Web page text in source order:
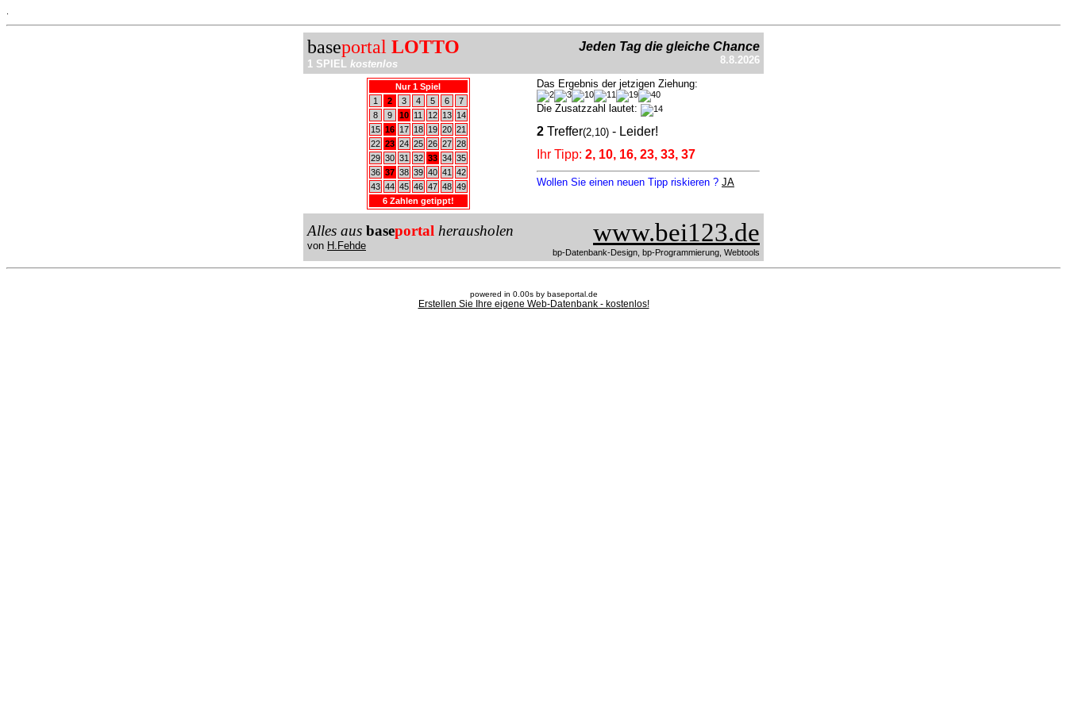
baseportal LOTTO
1 SPIEL kostenlos
Jeden Tag die gleiche Chance
8.8.2026
Nur 1 Spiel
1
2 3 4 5 6
7
8
9 10 11 12 13
14
15 16 17 18 19 20 21
22 23 24 25 26 27 28
29 30 31 32 33 34 35
36 37 38 39 40 41
42
43 44 45 46 47 48 49
6 Zahlen getippt!
Das Ergebnis der jetzigen Ziehung:
Die Zusatzzahl lautet:
2 Treffer(2,10) - Leider!
Ihr Tipp: 2, 10, 16, 23, 33, 37
Wollen Sie einen neuen Tipp riskieren ? JA
Alles aus baseportal herausholen
von H.Fehde www.bei123.de
bp-Datenbank-Design, bp-Programmierung, Webtools
powered in 0.00s by baseportal.de
Erstellen Sie Ihre eigene Web-Datenbank - kostenlos!